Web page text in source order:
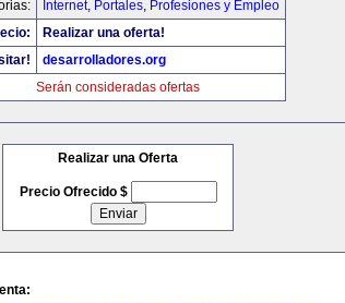
Internet, Portales, Profesiones y Empleo
Realizar una oferta!
desarrolladores.org
Serán consideradas ofertas
Realizar una Oferta
Precio Ofrecido $